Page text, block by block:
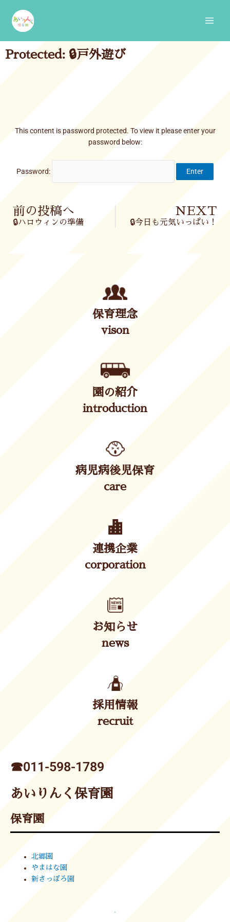
content
Protected: 🔒戸外遊び
This content is password protected. To view it please enter your
password below:
Password:
Prev
前の投稿へ
🔒ハロウィンの準備
NEXT
🔒今日も元気いっぱい！
保育理念
vison
園の紹介
introduction
病児病後児保育
care
連携企業
corporation
お知らせ
news
採用情報
recruit
☎︎011-598-1789
あいりんく保育園
保育園
北郷園
やまはな園
新さっぽろ園